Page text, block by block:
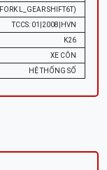
FORK L_GEAR SHIFT6T)
TCCS: 01|2008|HVN
K26
XE CÔN
HỆ THỐNG SỐ